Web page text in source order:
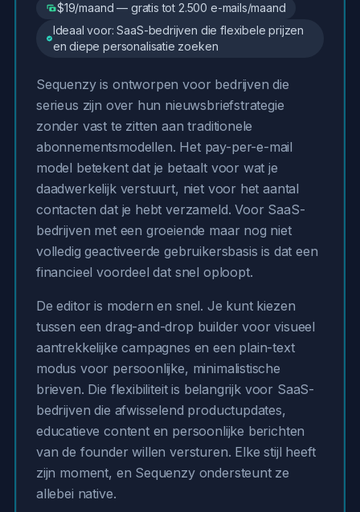
$19/maand — gratis tot 2.500 e-mails/maand
Ideaal voor: SaaS-bedrijven die flexibele prijzen
en diepe personalisatie zoeken
Sequenzy is ontworpen voor bedrijven die
serieus zijn over hun nieuwsbriefstrategie
zonder vast te zitten aan traditionele
abonnementsmodellen. Het pay-per-e-mail
model betekent dat je betaalt voor wat je
daadwerkelijk verstuurt, niet voor het aantal
contacten dat je hebt verzameld. Voor SaaS-
bedrijven met een groeiende maar nog niet
volledig geactiveerde gebruikersbasis is dat een
financieel voordeel dat snel oploopt.
De editor is modern en snel. Je kunt kiezen
tussen een drag-and-drop builder voor visueel
aantrekkelijke campagnes en een plain-text
modus voor persoonlijke, minimalistische
brieven. Die flexibiliteit is belangrijk voor SaaS-
bedrijven die afwisselend productupdates,
educatieve content en persoonlijke berichten
van de founder willen versturen. Elke stijl heeft
zijn moment, en Sequenzy ondersteunt ze
allebei native.